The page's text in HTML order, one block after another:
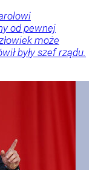
od pewnej
może
były szef rządu.